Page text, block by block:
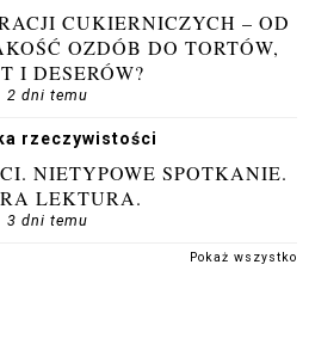
CUKIERNICZYCH – OD
OZDÓB DO TORTÓW,
I DESERÓW?
2 dni temu
rzeczywistości
NIETYPOWE SPOTKANIE.
LEKTURA.
3 dni temu
Pokaż wszystko